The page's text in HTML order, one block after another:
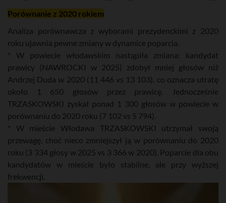
Porównanie z 2020 rokiem
Analiza porównawcza z wyborami prezydenckimi z 2020
roku ujawnia pewne zmiany w dynamice poparcia.
* W powiecie włodawskim nastąpiła zmiana: kandydat
prawicy (NAWROCKI w 2025) zdobył mniej głosów niż
Andrzej Duda w 2020 (11 446 vs 13 103), co oznacza utratę
około 1 650 głosów przez prawicę. Jednocześnie
TRZASKOWSKI zyskał ponad 1 300 głosów w powiecie w
porównaniu do 2020 roku (7 102 vs 5 794).
* W mieście Włodawa TRZASKOWSKI utrzymał swoją
przewagę, choć nieco zmniejszył ją w porównaniu do 2020
roku (3 334 głosy w 2025 vs 3 366 w 2020). Poparcie dla obu
kandydatów w mieście było stabilne, ale przy wyższej
frekwencji.